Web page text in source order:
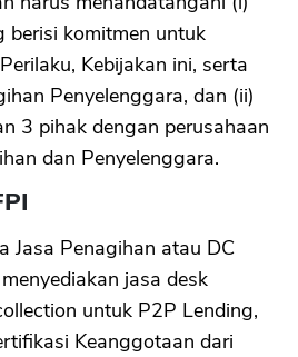
berisi komitmen untuk
Kebijakan ini, serta
Penyelenggara, dan (ii)
3 pihak dengan perusahaan
dan Penyelenggara.
Jasa Penagihan atau DC
jasa desk
untuk P2P Lending,
Keanggotaan dari